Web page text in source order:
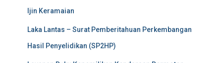
Ijin Keramaian
Laka Lantas – Surat Pemberitahuan Perkembangan
Hasil Penyelidikan (SP2HP)